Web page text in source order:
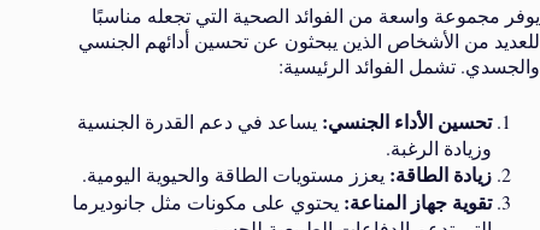
يوفر مجموعة واسعة من الفوائد الصحية التي تجعله مناسبًا
للعديد من الأشخاص الذين يبحثون عن تحسين أدائهم الجنسي
والجسدي. تشمل الفوائد الرئيسية:
تحسين الأداء الجنسي: يساعد في دعم القدرة الجنسية
وزيادة الرغبة.
زيادة الطاقة: يعزز مستويات الطاقة والحيوية اليومية.
تقوية جهاز المناعة: يحتوي على مكونات مثل جانوديرما